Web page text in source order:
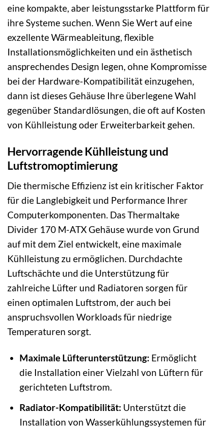
eine kompakte, aber leistungsstarke Plattform für
ihre Systeme suchen. Wenn Sie Wert auf eine
exzellente Wärmeableitung, flexible
Installationsmöglichkeiten und ein ästhetisch
ansprechendes Design legen, ohne Kompromisse
bei der Hardware-Kompatibilität einzugehen,
dann ist dieses Gehäuse Ihre überlegene Wahl
gegenüber Standardlösungen, die oft auf Kosten
von Kühlleistung oder Erweiterbarkeit gehen.
Hervorragende Kühlleistung und
Luftstromoptimierung
Die thermische Effizienz ist ein kritischer Faktor
für die Langlebigkeit und Performance Ihrer
Computerkomponenten. Das Thermaltake
Divider 170 M-ATX Gehäuse wurde von Grund
auf mit dem Ziel entwickelt, eine maximale
Kühlleistung zu ermöglichen. Durchdachte
Luftschächte und die Unterstützung für
zahlreiche Lüfter und Radiatoren sorgen für
einen optimalen Luftstrom, der auch bei
anspruchsvollen Workloads für niedrige
Temperaturen sorgt.
Maximale Lüfterunterstützung: Ermöglicht
die Installation einer Vielzahl von Lüftern für
gerichteten Luftstrom.
Radiator-Kompatibilität: Unterstützt die
Installation von Wasserkühlungssystemen für